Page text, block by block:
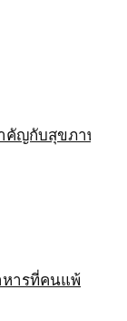
คัญกับสุขภาพ
หารที่คนแพ้